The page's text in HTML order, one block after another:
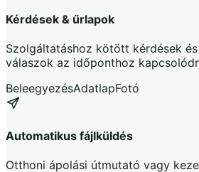
Kérdések & űrlapok
Szolgáltatáshoz kötött kérdések
válaszok az időponthoz
BeleegyezésAdatlapFotó
Automatikus fájlküldés
Otthoni ápolási útmutató vagy